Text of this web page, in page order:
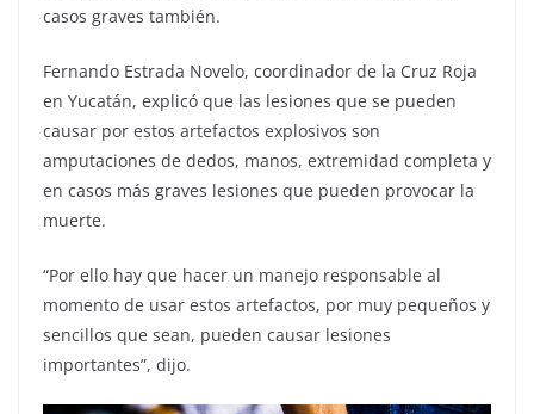
casos graves también.
Fernando Estrada Novelo, coordinador de la Cruz Roja
en Yucatán, explicó que las lesiones que se pueden
causar por estos artefactos explosivos son
amputaciones de dedos, manos, extremidad completa y
en casos más graves lesiones que pueden provocar la
muerte.
“Por ello hay que hacer un manejo responsable al
momento de usar estos artefactos, por muy pequeños y
sencillos que sean, pueden causar lesiones
importantes”, dijo.